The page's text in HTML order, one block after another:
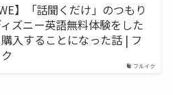
フルイク
】「話聞くだけ」のつもり
ズニー英語無料体験をした
入することになった話 | フ